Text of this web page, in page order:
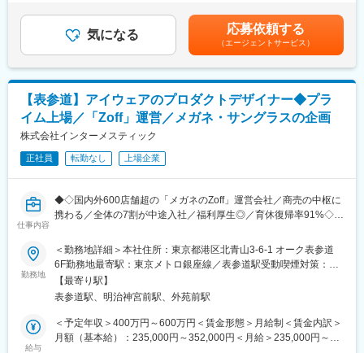
ただきます。
■業務詳細
店舗改装時のレイアウト変更対応
◇発注・事務業務
発注業務および各種申請手続き
予算管理および費用調整
◇社内外との調整業務
新規出店や改装に関するスケジュール調整
店舗担当者からの問い合わせ対応
修繕依頼や備品対応の手配
当社が企画・開発する服飾関連商品の店舗づくりや、ブランド展
開に関する店舗設計・運営サポートを実施しています。
年度実績1.5ヶ月分を含む年収です。賃金はあくまでも目安の金額
であり、選考を通じて上下する可能性があります。月給(月額)は固
気になる 応募依頼する
（エージェントサービス）
【表参道】アイウェアのプロダクトデザイナー◆プラ
イム上場／「Zoff」運営／メガネ・サングラスの企画
株式会社インターメスティック
正社員 転勤なし 上場企業
仕事内容
◆◇国内外600店舗超の「メガネのZoff」運営会社／商売の中枢に
携わる／全体の7割が中途入社／福利厚生◎／育休復帰率91%◇◆
■業務概要：アイウェアの企画デザインをご担当頂きます。
【具体的には】
・アイウェア業界、ファッション業界のリサーチ
・トレンドに基づいたシーズンテーマ、コンセプト、コラボ等の
メガネ、サングラスの商品企画立案
・ターゲットやシーン別の機能性商品の企画立案
・メガネ、サングラスのプロダクトデザイン
・売上業績に対する PDCA の実行
勤務地
＜勤務地詳細＞本社住所：東京都港区北青山3-6-1 オーク表参道
6F勤務地最寄駅：東京メトロ銀座線／表参道駅受動喫煙対策：屋
内全面禁煙変更の範囲：会社の定める事業所
【最寄り駅】
表参道駅、明治神宮前駅、外苑前駅
給与
＜予定年収＞400万円～600万円＜賃金形態＞月給制＜賃金内訳＞
月額（基本給）：235,000円～352,000円＜月給＞235,000円～